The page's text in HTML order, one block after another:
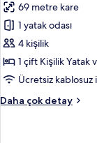
9)
için
tüm
fotoğrafları
görün
69 metre kare
1 yatak odası
4 kişilik
1 çift Kişilik Yatak
Ücretsiz
Daha çok detay
Daire